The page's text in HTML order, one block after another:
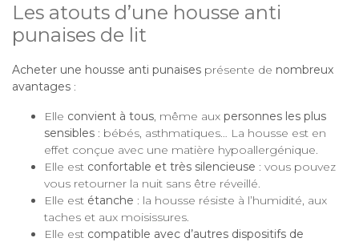
Les atouts d’une housse anti
punaises de lit
Acheter une housse anti punaises présente de nombreux
avantages :
Elle convient à tous, même aux personnes les plus
sensibles : bébés, asthmatiques… La housse est en
effet conçue avec une matière hypoallergénique.
Elle est confortable et très silencieuse : vous pouvez
vous retourner la nuit sans être réveillé.
Elle est étanche : la housse résiste à l’humidité, aux
taches et aux moisissures.
Elle est compatible avec d’autres dispositifs de